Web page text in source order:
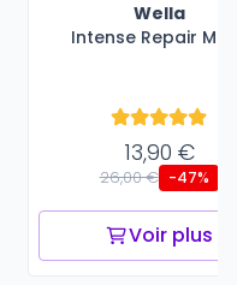
Wella
Intense Repair
13,90 €
26,00 € -47%
Voir plus